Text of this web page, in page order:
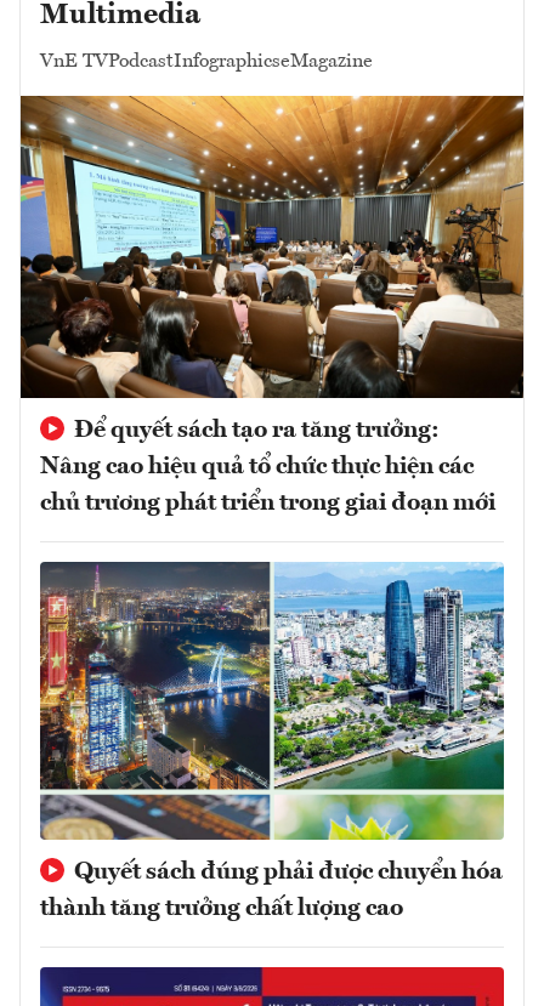
Multimedia
VnE TVPodcastInfographicseMagazine
Để quyết sách tạo ra tăng trưởng:
Nâng cao hiệu quả tổ chức thực hiện các
chủ trương phát triển trong giai đoạn mới
Quyết sách đúng phải được chuyển hóa
thành tăng trưởng chất lượng cao